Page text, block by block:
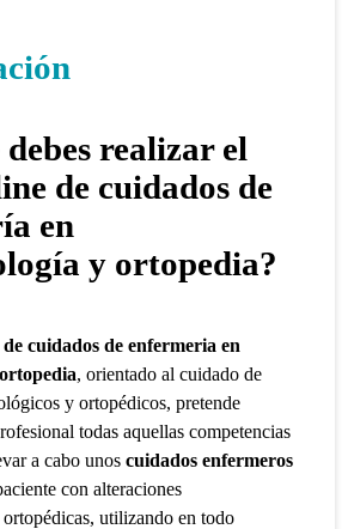
realizar el
de cuidados de
en
y ortopedia?
cuidados de enfermeria en
, orientado al cuidado de
y ortopédicos, pretende
todas aquellas competencias
a cabo unoscuidados enfermeros
con alteraciones
utilizando en todo